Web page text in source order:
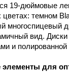
19-дюймовые
темном
многоспицевый
вид. Диски
и
для